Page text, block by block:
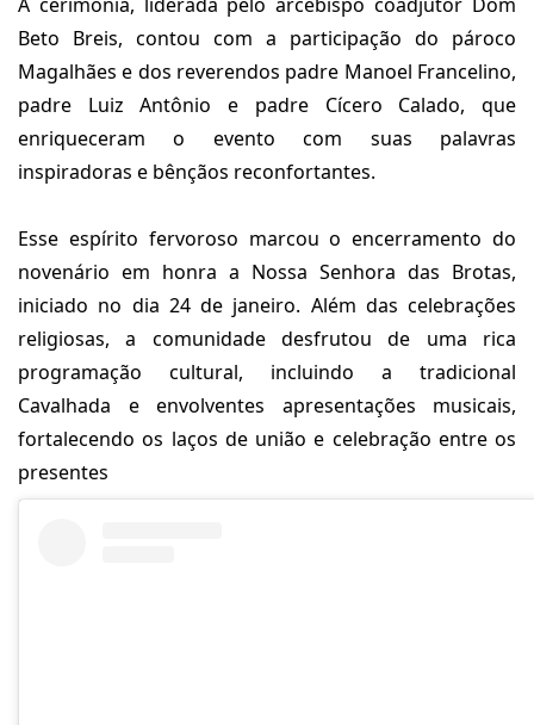
Beto Breis, contou com a participação do pároco
Magalhães e dos reverendos padre Manoel Francelino,
padre Luiz Antônio e padre Cícero Calado, que
enriqueceram o evento com suas palavras
inspiradoras e bênçãos reconfortantes.
Esse espírito fervoroso marcou o encerramento do
novenário em honra a Nossa Senhora das Brotas,
iniciado no dia 24 de janeiro. Além das celebrações
religiosas, a comunidade desfrutou de uma rica
programação cultural, incluindo a tradicional
Cavalhada e envolventes apresentações musicais,
fortalecendo os laços de união e celebração entre os
presentes